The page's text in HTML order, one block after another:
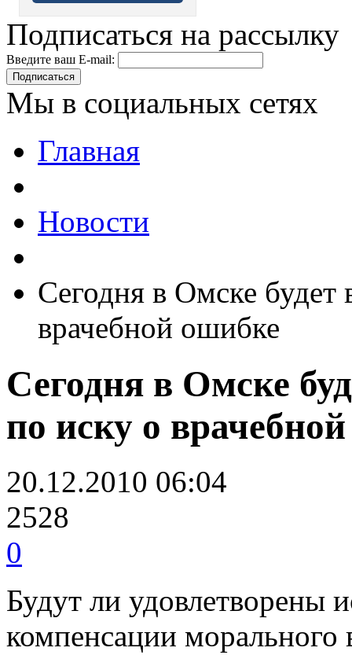
Подписаться на рассылку
Введите ваш E-mail:
Подписаться
Мы в социальных сетях
Главная
Новости
Сегодня в Омске
врачебной ошибке
Сегодня в Омске
по иску о
20.12.2010 06:04
2528
0
Будут ли удовлетворены
компенсации морального